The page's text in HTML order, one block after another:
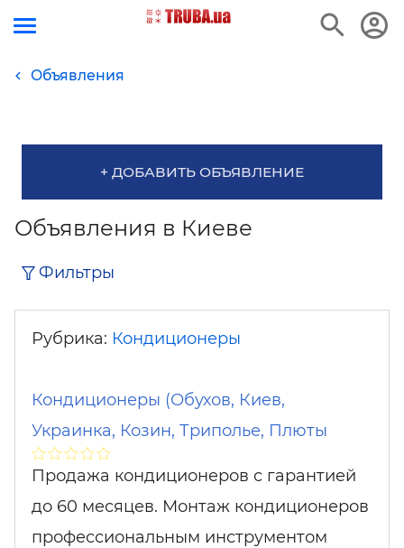
Объявления
+ ДОБАВИТЬ ОБЪЯВЛЕНИЕ
Объявления в Киеве
Фильтры
Рубрика: Кондиционеры
Кондиционеры (Обухов, Киев,
Украинка, Козин, Триполье, Плюты
Продажа кондиционеров с гарантией
до 60 месяцев. Монтаж кондиционеров
профессиональным инструментом